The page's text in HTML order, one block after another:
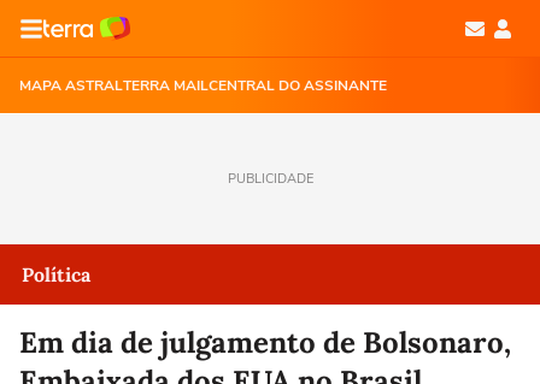
MAPA ASTRALTERRA MAILCENTRAL DO ASSINANTE
PUBLICIDADE
Política
Em dia de julgamento de Bolsonaro,